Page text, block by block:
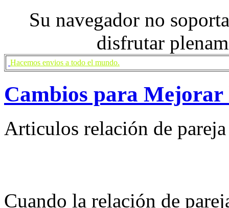
Su navegador no
disfrutar
Hacemos envios a todo el mundo.
Cambios para Mejorar
Articulos relación de pareja
Cuando la relación de